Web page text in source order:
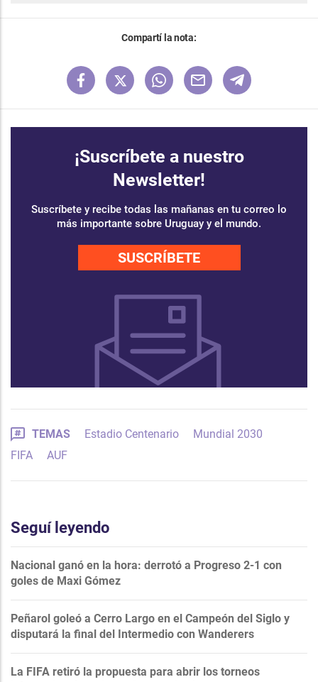
Compartí la nota:
¡Suscríbete a nuestro
Newsletter!
Suscríbete y recibe todas las mañanas en tu correo lo
más importante sobre Uruguay y el mundo.
SUSCRÍBETE
TEMAS Estadio Centenario
Mundial 2030
FIFA
AUF
Seguí leyendo
Nacional ganó en la hora: derrotó a Progreso 2-1 con
goles de Maxi Gómez
Peñarol goleó a Cerro Largo en el Campeón del Siglo y
disputará la final del Intermedio con Wanderers
La FIFA retiró la propuesta para abrir los torneos